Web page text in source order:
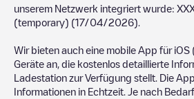
unserem Netzwerk integriert wurde:
(temporary) (17/04/2026).
Wir bieten auch eine mobile App für
Geräte an, die kostenlos detaillierte
Ladestation zur Verfügung stellt. Die
Informationen in Echtzeit. Je nach